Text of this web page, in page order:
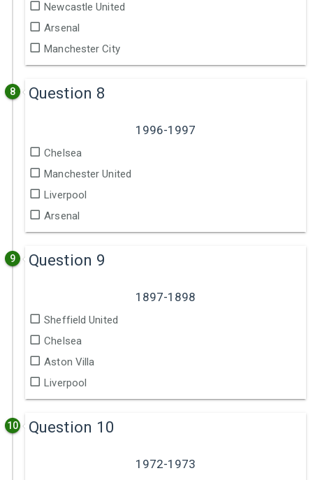
Newcastle United
Arsenal
Manchester City
8 Question 8
1996-1997
Chelsea
Manchester United
Liverpool
Arsenal
9 Question 9
1897-1898
Sheffield United
Chelsea
Aston Villa
Liverpool
10 Question 10
1972-1973